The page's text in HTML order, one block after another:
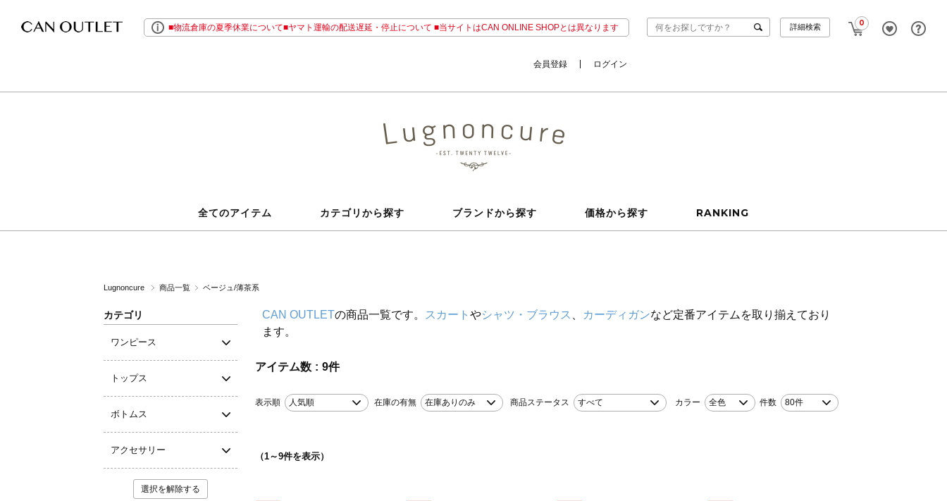
■物流倉庫の夏季休業について■ヤマト運輸の配送遅延・停止について ■当サイトはCAN ONLINE SHOPとは異なります 0
詳細検索
会員登録 ログイン
全てのアイテム カテゴリから探す ブランドから探す 価格から探す RANKING
Lugnoncure 商品一覧 ベージュ/薄茶系
カテゴリ
ワンピース
トップス
ボトムス
アクセサリー
選択を解除する
CAN OUTLETの商品一覧です。 スカート やシャツ・ブラウス カーディガンなど定番アイテムを取り揃えており
ます。
アイテム数 9件
表示順 人気順 在庫の有無 在庫ありのみ 商品ステータス すべて カラー 全色 件数 80件
（1～9件を表示）